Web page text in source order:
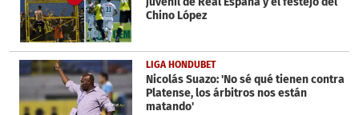
Chino López
LIGA HONDUBET
Nicolás Suazo: 'No sé qué tienen contra
Platense, los árbitros nos están
matando'